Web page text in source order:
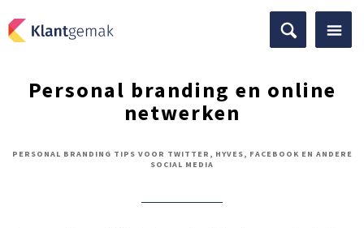
Personal branding en online
netwerken
PERSONAL BRANDING TIPS VOOR TWITTER, HYVES, FACEBOOK EN ANDERE
SOCIAL MEDIA